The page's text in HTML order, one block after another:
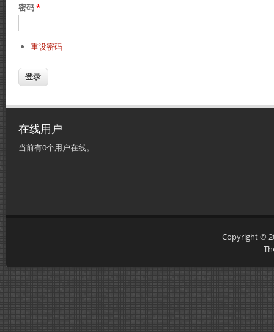
密码*
重设密码
在线用户
当前有0个用户在线。
Copyright ©